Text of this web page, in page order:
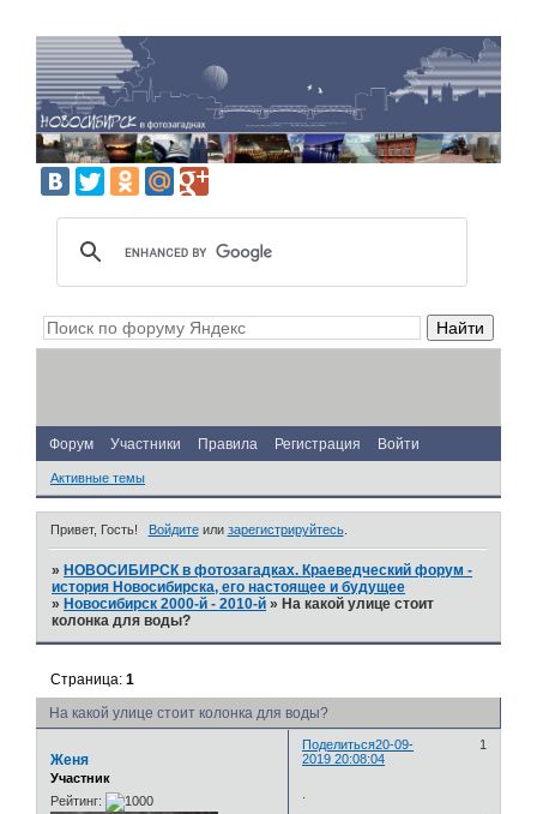
Форум Участники Правила Регистрация Войти
Активные темы
Привет, Гость! Войдитеили зарегистрируйтесь.
» НОВОСИБИРСК в фотозагадках. Краеведческий форум -
история Новосибирска, его настоящее и будущее
» Новосибирск 2000-й - 2010-й » На какой улице стоит
колонка для воды?
На какой улице стоит колонка для воды?
Страница:1
Поделиться 1
20-09-
2019 20:08:04
Женя
Участник
Рейтинг: